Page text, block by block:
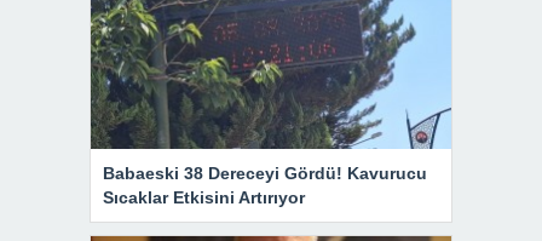
Babaeski 38 Dereceyi Gördü! Kavurucu
Sıcaklar Etkisini Artırıyor